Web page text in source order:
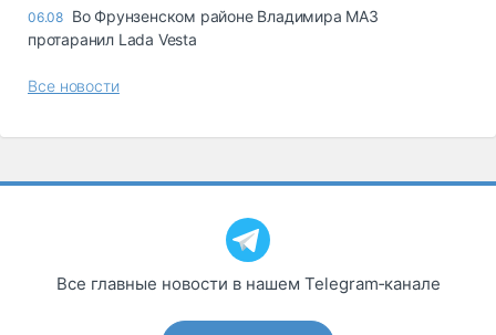
06.08 Во Фрунзенском районе Владимира МАЗ
протаранил Lada Vesta
Все новости
Все главные новости в нашем Telegram‑канале